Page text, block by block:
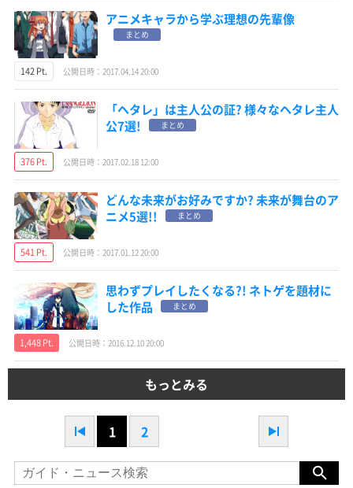
アニメキャラから学ぶ理想の先輩像
まとめ
142 Pt. 公開日時：2017.04.14 20:00
「ヘタレ」は主人公の証? 様々なヘタレ主人
公7選!
まとめ
376 Pt. 公開日時：2017.02.18 12:00
どんな未来がお好みですか? 未来が舞台のア
ニメ5選!!
まとめ
541 Pt. 公開日時：2017.01.12 20:00
思わずプレイしたくなる?! ネトゲを題材に
した作品
まとめ
1,448 Pt. 公開日時：2016.12.10 20:00
もっとみる
1 2